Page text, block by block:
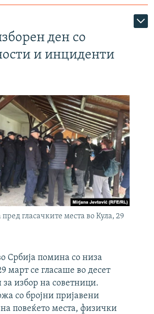
ден со
и инциденти
гласачките места во Кула, 29
Србија помина со низа
март се гласаше во десет
избор на советници.
со бројни пријавени
повеќето места, физички